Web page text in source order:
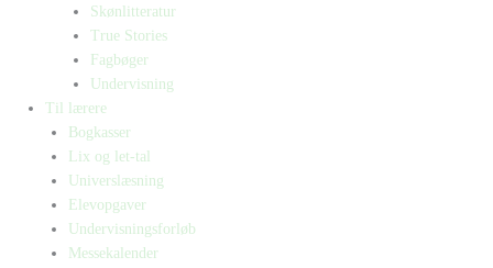
Skønlitteratur
True Stories
Fagbøger
Undervisning
Til lærere
Bogkasser
Lix og let-tal
Universlæsning
Elevopgaver
Undervisningsforløb
Messekalender